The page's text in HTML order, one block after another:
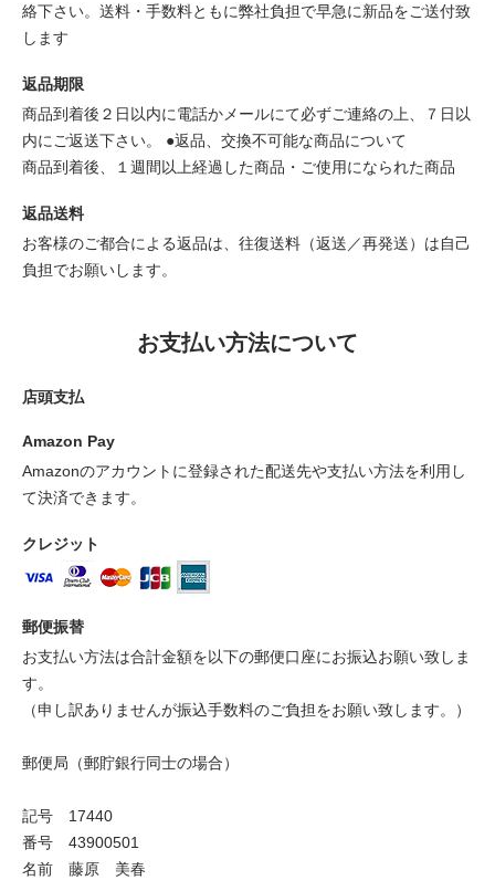
絡下さい。送料・手数料ともに弊社負担で早急に新品をご送付致
します
返品期限
商品到着後２日以内に電話かメールにて必ずご連絡の上、７日以
内にご返送下さい。 ●返品、交換不可能な商品について
商品到着後、１週間以上経過した商品・ご使用になられた商品
返品送料
お客様のご都合による返品は、往復送料（返送／再発送）は自己
負担でお願いします。
お支払い方法について
店頭支払
Amazon Pay
Amazonのアカウントに登録された配送先や支払い方法を利用し
て決済できます。
クレジット
郵便振替
お支払い方法は合計金額を以下の郵便口座にお振込お願い致しま
す。
（申し訳ありませんが振込手数料のご負担をお願い致します。）
郵便局（郵貯銀行同士の場合）
記号 17440
番号 43900501
名前 藤原 美春